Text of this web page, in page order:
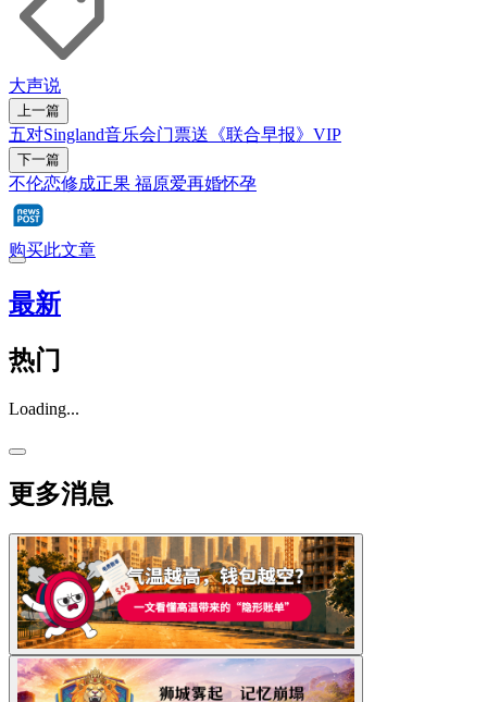
大声说
上一篇
五对Singland音乐会门票送《联合早报》VIP
下一篇
不伦恋修成正果 福原爱再婚怀孕
购买此文章
最新
热门
Loading...
更多消息